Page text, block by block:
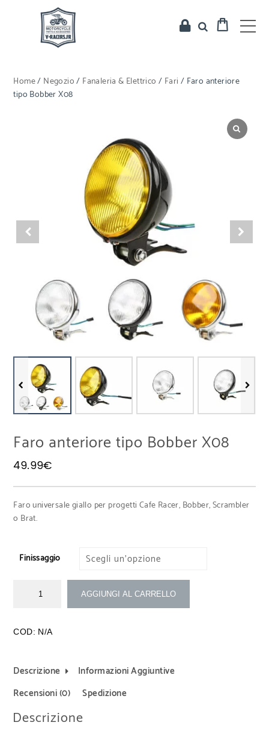
Home/ Negozio/ Fanaleria & Elettrico / Fari / Faro anteriore
tipo Bobber X08
Faro anteriore tipo Bobber X08
49.99€
Faro universale giallo per progetti Cafe Racer, Bobber, Scrambler
o Brat.
Finissaggio
AGGIUNGI AL CARRELLO
COD: N/A
Descrizione
Informazioni Aggiuntive
Recensioni (0)
Spedizione
Descrizione